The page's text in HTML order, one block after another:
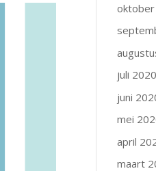
juli 2020
juni
mei
april
maart